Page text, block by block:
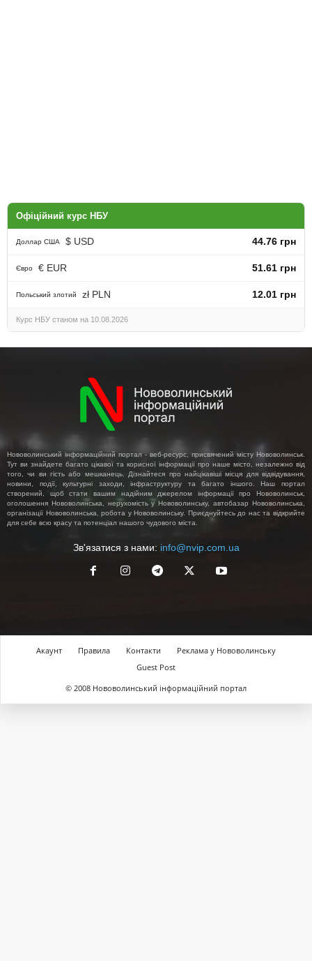
Офіційний курс НБУ
Доллар США $ USD 44.76 грн
Євро € EUR 51.61 грн
Польський злотий zł PLN 12.01 грн
Курс НБУ станом на 10.08.2026
Нововолинський інформаційний портал - веб-ресурс, присвячений місту Нововолинськ.
Тут ви знайдете багато цікавої та корисної інформації про наше місто, незалежно від
того, чи ви гість або мешканець. Дізнайтеся про найцікавіші місця для відвідування,
новини, події, культурні заходи, інфраструктуру та багато іншого. Наш портал
створений, щоб стати вашим надійним джерелом інформації про Нововолинськ,
оголошення Нововолинська, нерухомість у Нововолинську, автобазар Нововолинська,
організації Нововолинська, робота у Нововолинську. Приєднуйтесь до нас та відкрийте
для себе всю красу та потенціал нашого чудового міста.
Зв'язатися з нами: info@nvip.com.ua
Акаунт Правила Контакти
Реклама у Нововолинську
Guest Post
© 2008 Нововолинський інформаційний портал